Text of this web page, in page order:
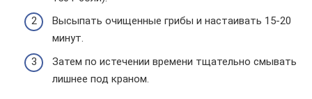
Высыпать очищенные грибы и настаивать 15-20
минут.
Затем по истечении времени тщательно смывать
лишнее под краном.